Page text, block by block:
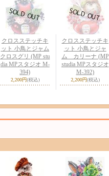
クロスステッチキ
ット 小鳥とジャム
クロスグリ (MP stu
dia MPスタジオ M-
394)
2,200円(税込)
クロスステッチキ
ット 小鳥とジャ
ム カリーナ (MP
studia MPスタジオ
M-392)
2,200円(税込)